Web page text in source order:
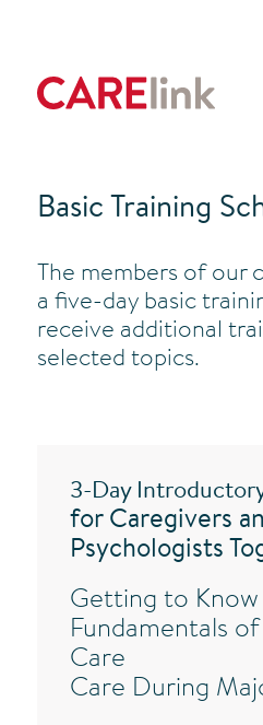
Basic Training
The members of our
a five-day basic
receive additional
selected topics.
3-Day
for Caregivers
Psychologists
Getting to Know
Fundamentals of
Care
Care During